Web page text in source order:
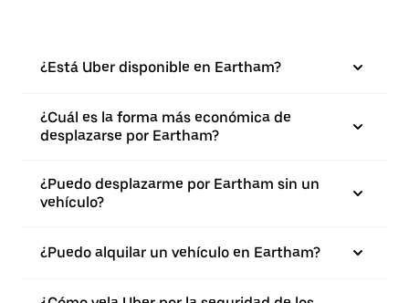
¿Está Uber disponible en Eartham?
¿Cuál es la forma más económica de
desplazarse por Eartham?
¿Puedo desplazarme por Eartham sin un
vehículo?
¿Puedo alquilar un vehículo en Eartham?